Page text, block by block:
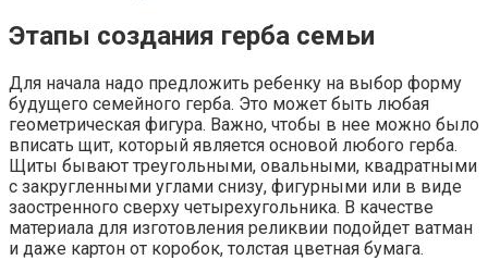
Этапы создания герба семьи
Для начала надо предложить ребенку на выбор форму
будущего семейного герба. Это может быть любая
геометрическая фигура. Важно, чтобы в нее можно было
вписать щит, который является основой любого герба.
Щиты бывают треугольными, овальными, квадратными
с закругленными углами снизу, фигурными или в виде
заостренного сверху четырехугольника. В качестве
материала для изготовления реликвии подойдет ватман
и даже картон от коробок, толстая цветная бумага.